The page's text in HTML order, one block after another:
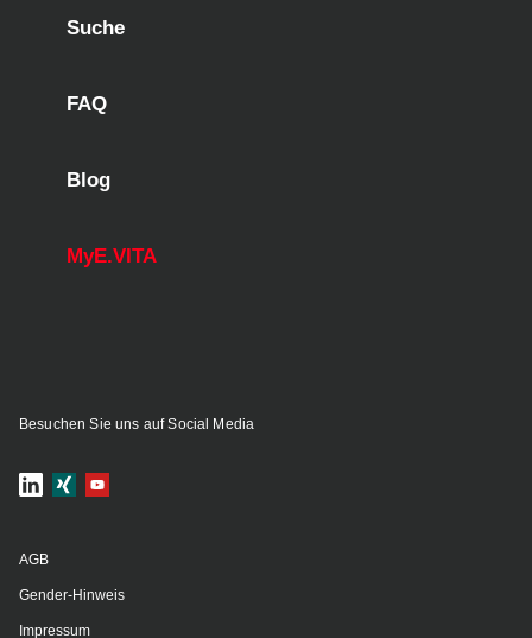
Suche
FAQ
Blog
MyE.VITA
Besuchen Sie uns auf Social Media
AGB
Gender-Hinweis
Impressum